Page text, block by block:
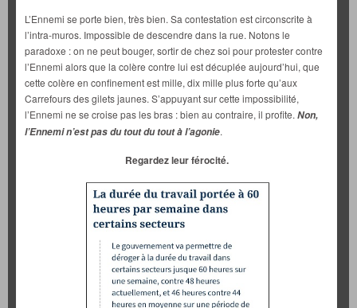
L’Ennemi se porte bien, très bien. Sa contestation est circonscrite à
l’intra-muros. Impossible de descendre dans la rue. Notons le
paradoxe : on ne peut bouger, sortir de chez soi pour protester contre
l’Ennemi alors que la colère contre lui est décuplée aujourd’hui, que
cette colère en confinement est mille, dix mille plus forte qu’aux
Carrefours des gilets jaunes. S’appuyant sur cette impossibilité,
l’Ennemi ne se croise pas les bras : bien au contraire, il profite. Non,
l’Ennemi n’est pas du tout du tout à l’agonie.
Regardez leur férocité.